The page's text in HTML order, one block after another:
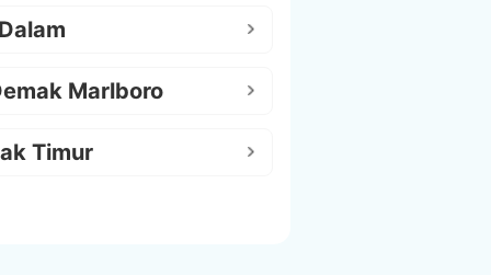
Marlboro
Timur